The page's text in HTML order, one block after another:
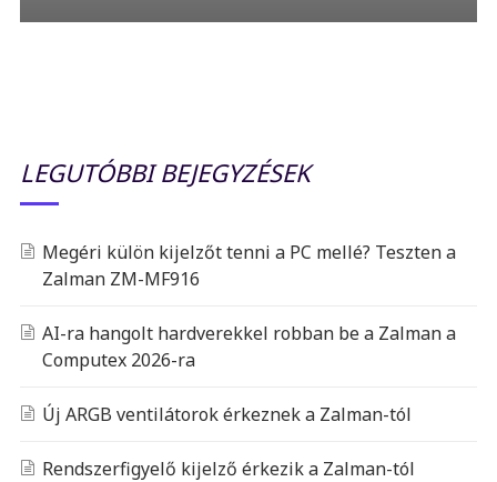
LEGUTÓBBI BEJEGYZÉSEK
Megéri külön kijelzőt tenni a PC mellé? Teszten a
Zalman ZM-MF916
AI-ra hangolt hardverekkel robban be a Zalman a
Computex 2026-ra
Új ARGB ventilátorok érkeznek a Zalman-tól
Rendszerfigyelő kijelző érkezik a Zalman-tól